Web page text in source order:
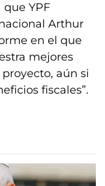
YPF
Arthur
en el que
mejores
aún si
fiscales”.